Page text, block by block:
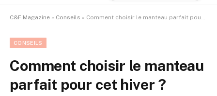
C&F Magazine » Conseils » Comment choisir le manteau parfait pour cet hiver ?
CONSEILS
Comment choisir le manteau
parfait pour cet hiver ?